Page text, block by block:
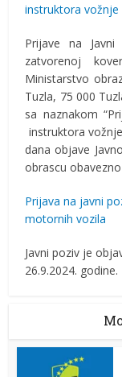
instruktora
Prijave na
zatvorenoj
Ministarstvo
Tuzla, 75 000
sa naznakom
instruktora
dana objave
obrascu
Prijava na javni
motornih vozila
Javni poziv je
26.9.2024. godine.